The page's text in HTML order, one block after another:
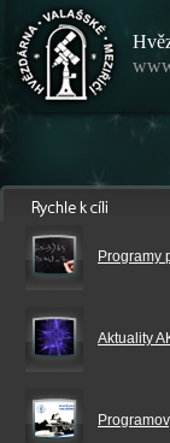
Programy
Aktuality